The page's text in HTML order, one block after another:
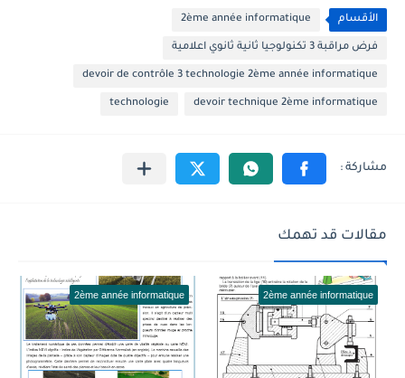
الأقسام 2ème année informatique
فرض مراقبة 3 تكنولوجيا ثانية ثانوي اعلامية
devoir de contrôle 3 technologie 2ème année informatique
devoir technique 2ème informatique
technologie
مقالات قد تهمك
2ème année informatique
2ème année informatique